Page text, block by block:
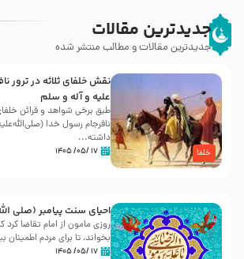
جدیدترین مقالات
جدیدترین مقالات و مطالب منتشر شده
خلفا
نقش خلفای ثلاثه در ترور
علیه و آله و سلم
طبق برخی شواهد و قرائن
نافرجام رسول خدا
داشته‌...
۱۷ /۰۵/ ۱۴۰۵
احیای سنت پیامبر (صلی
روزی مامون از امام تقاضا کرد
بخواند، تا برای مردم
۱۷ /۰۵/ ۱۴۰۵